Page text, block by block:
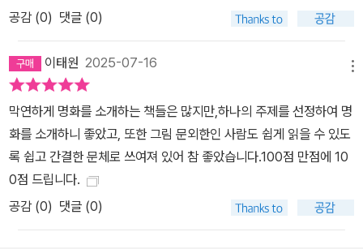
공감 (0) 댓글 (0)
이태원 2025-07-16
막연하게 명화를 소개하는 책들은 많지만,하나의 주제를 선정하여 명
화를 소개하니 좋았고, 또한 그림 문외한인 사람도 쉽게 읽을 수 있도
록 쉽고 간결한 문체로 쓰여져 있어 참 좋았습니다.100점 만점에 10
0점 드립니다.
공감 (0) 댓글 (0)